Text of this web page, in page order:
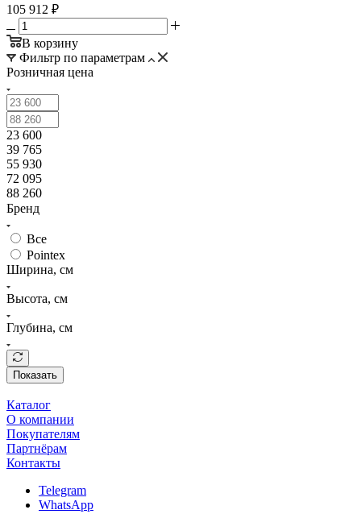
105 912 ₽
В корзину
Фильтр по параметрам
Розничная цена
23 600
39 765
55 930
72 095
88 260
Бренд
Все
Pointex
Ширина, см
Высота, см
Глубина, см
Показать
Каталог
О компании
Покупателям
Партнёрам
Контакты
Telegram
WhatsApp